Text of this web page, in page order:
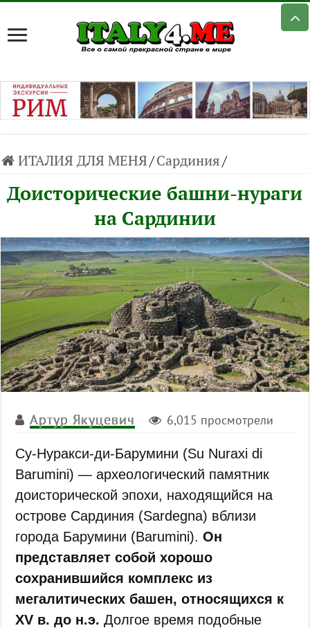
ИТАЛИЯ ДЛЯ МЕНЯ/Сардиния/
Доисторические башни-нураги
на Сардинии
Артур Якуцевич 6,015 просмотрели
Су-Нуракси-ди-Барумини (Su Nuraxi di
Barumini) — археологический памятник
доисторической эпохи, находящийся на
острове Сардиния (Sardegna) вблизи
города Барумини (Barumini).Он
представляет собой хорошо
сохранившийся комплекс из
мегалитических башен, относящихся к
XV в. до н.э. Долгое время подобные